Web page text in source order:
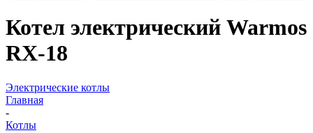
Котел электрический Warmos
RX-18
Электрические котлы
Главная
-
Котлы